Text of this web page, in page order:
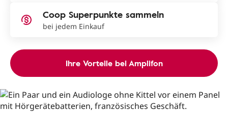
Coop Superpunkte sammeln
bei jedem Einkauf
Ihre Vorteile bei Amplifon